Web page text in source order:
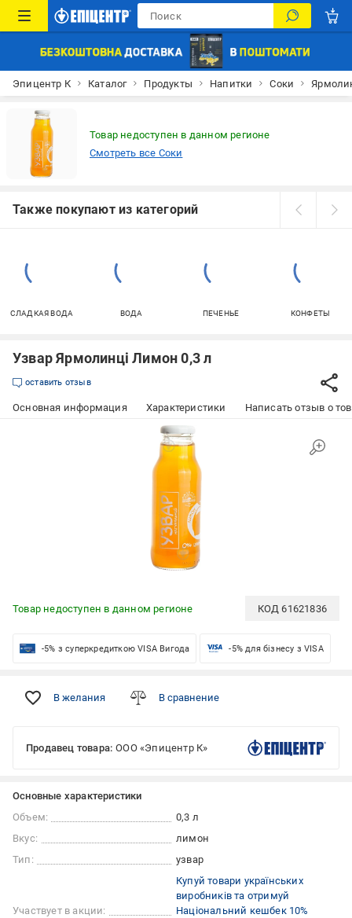
Эпицентр К Каталог Продукты Напитки Соки
Товар недоступен в данном регионе
Смотреть все Соки
Также покупают из категорий
СЛАДКАЯ ВОДА ВОДА ПЕЧЕНЬЕ КОНФЕТЫ
Узвар Ярмолинці Лимон 0,3 л
оставить отзыв
Основная информация Характеристики Написать отзыв о
Товар недоступен в данном регионе КОД61621836
-5% з суперкредиткою VISA Вигода -5% для бізнесу з VISA
В желания В сравнение
Продавец товара: ООО «Эпицентр К»
Основные характеристики
Объем:
0,3 л
Вкус:
лимон
Тип:
узвар
Участвует в акции:
Купуй товари українських
виробників та отримуй
Національний кешбек 10%